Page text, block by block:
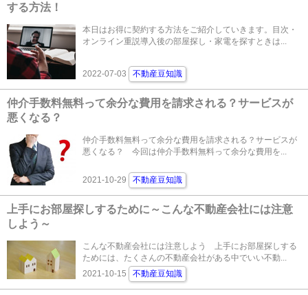
する方法！
本日はお得に契約する方法をご紹介していきます。目次・
オンライン重説導入後の部屋探し・家電を探すときは...
2022-07-03 不動産豆知識
仲介手数料無料って余分な費用を請求される？サービスが
悪くなる？
仲介手数料無料って余分な費用を請求される？サービスが
悪くなる？ 今回は仲介手数料無料って余分な費用を...
2021-10-29 不動産豆知識
上手にお部屋探しするために～こんな不動産会社には注意
しよう～
こんな不動産会社には注意しよう 上手にお部屋探しする
ためには、たくさんの不動産会社がある中でいい不動...
2021-10-15
不動産豆知識